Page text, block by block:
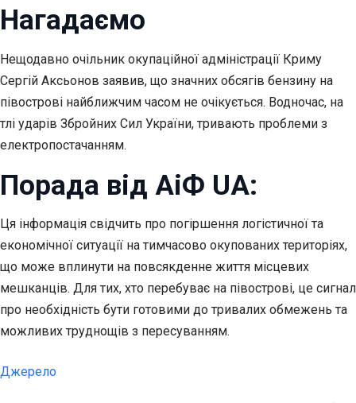
Нагадаємо
Нещодавно очільник окупаційної адміністрації Криму
Сергій Аксьонов заявив, що значних обсягів бензину на
півострові найближчим часом не очікується. Водночас, на
тлі ударів Збройних Сил України, тривають проблеми з
електропостачанням.
Порада від АіФ UA:
Ця інформація свідчить про погіршення логістичної та
економічної ситуації на тимчасово окупованих територіях,
що може вплинути на повсякденне життя місцевих
мешканців. Для тих, хто перебуває на півострові, це сигнал
про необхідність бути готовими до тривалих обмежень та
можливих труднощів з пересуванням.
Джерело